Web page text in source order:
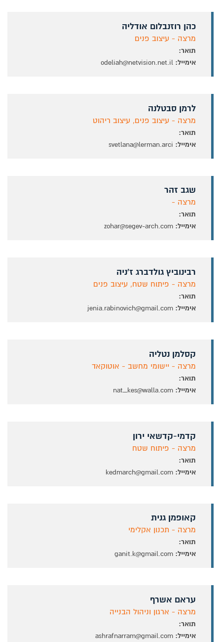
כהן רוזנבלום אודליה
מרצה - עיצוב פנים
תואר:
אימייל:odeliah@netvision.net.il
לרמן סבטלנה
מרצה - עיצוב פנים, עיצוב ריהוט
תואר:
אימייל: svetlana@lerman.arci
שגב זהר
מרצה -
תואר:
אימייל:zohar@segev-arch.com
רבינוביץ גולדברג ז'ניה
מרצה - פיתוח שטח, עיצוב פנים
תואר:
אימייל:jenia.rabinovich@gmail.com
קסלמן נטליה
מרצה - יישומי מחשב - אוטוקאד
תואר:
אימייל:nat_kes@walla.com
קדמי-קדשאי ירון
מרצה - פיתוח שטח
תואר:
אימייל:kedmarch@gmail.com
קאופמן גנית
מרצה - תכנון אקלימי
תואר:
אימייל:ganit.k@gmail.com
עראם אשרף
מרצה - ארגון וניהול הבנייה
תואר:
אימייל:ashrafnarram@gmail.com